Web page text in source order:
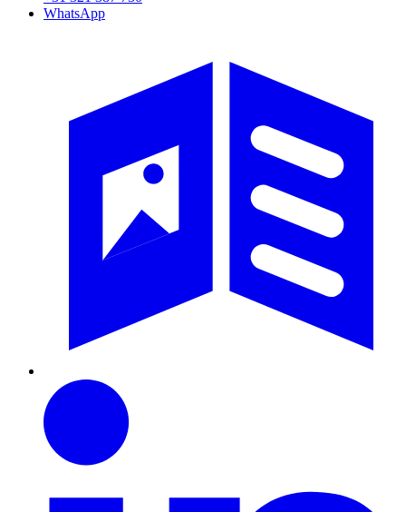
WhatsApp